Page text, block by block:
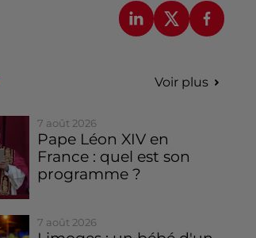
Voir plus
7 août 2026
Pape Léon XIV en
France : quel est son
programme ?
7 août 2026